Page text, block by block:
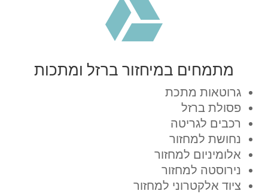

מתמחים במיחזור ברזל ומתכות
גרוטאות מתכת
פסולת ברזל
רכבים לגריטה
נחושת למחזור
אלומיניום למחזור
נירוסטה למחזור
ציוד אלקטרוני למחזור